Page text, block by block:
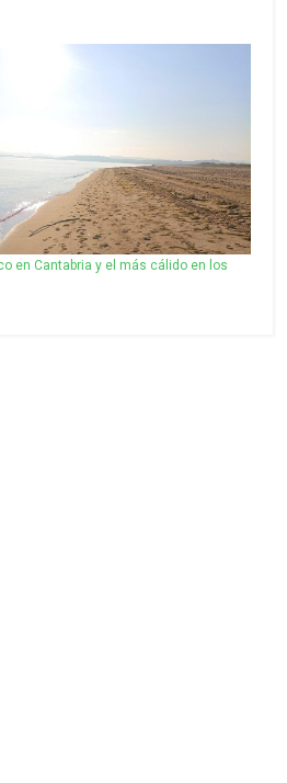
en Cantabria y el más cálido en los